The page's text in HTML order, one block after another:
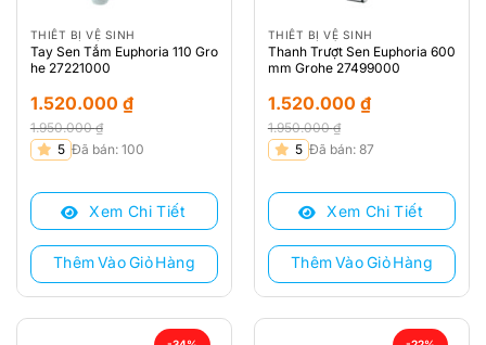
THIẾT BỊ VỆ SINH
Tay Sen Tắm Euphoria 110 Gro
he 27221000
1.950.000₫
Giá
là:
1.950.000 ₫.
1.520.000 ₫
Giá
tại
1.520.000 ₫.
5 Đã bán: 100
Xem Chi Tiết
Thêm Vào Giỏ Hàng
THIẾT BỊ VỆ SINH
Thanh Trượt Sen Euphoria 600
mm Grohe 27499000
1.950.000₫
Giá
là:
1.950.000 ₫.
1.520.000 ₫
Giá
tại
1.520.000 ₫.
5 Đã bán: 87
Xem Chi Tiết
Thêm Vào Giỏ Hàng